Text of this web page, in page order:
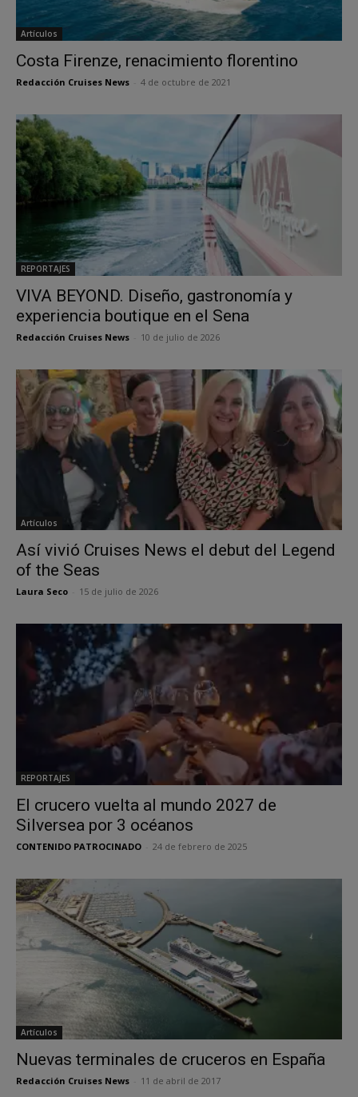
Artículos
Costa Firenze, renacimiento florentino
Redacción Cruises News 4 de octubre de 2021
REPORTAJES
VIVA BEYOND. Diseño, gastronomía y
experiencia boutique en el Sena
Redacción Cruises News 10 de julio de 2026
Artículos
Así vivió Cruises News el debut del Legend
of the Seas
Laura Seco 15 de julio de 2026
REPORTAJES
El crucero vuelta al mundo 2027 de
Silversea por 3 océanos
CONTENIDO PATROCINADO 24 de febrero de 2025
Artículos
Nuevas terminales de cruceros en España
Redacción Cruises News 11 de abril de 2017